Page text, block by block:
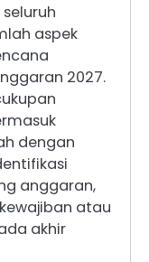
aspek
2027.
dengan
anggaran,
atau
akhir